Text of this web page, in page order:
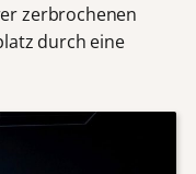
zerbrochenen
durch eine